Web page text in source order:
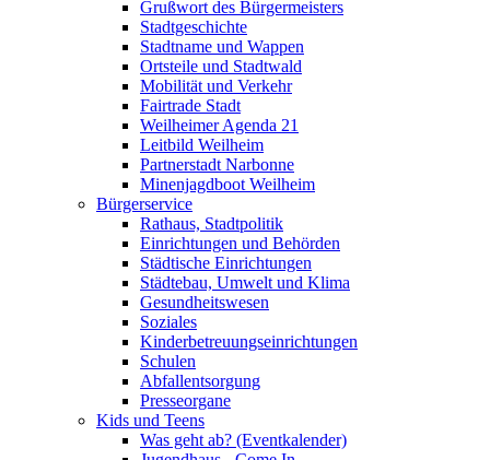
Grußwort des Bürgermeisters
Stadtgeschichte
Stadtname und Wappen
Ortsteile und Stadtwald
Mobilität und Verkehr
Fairtrade Stadt
Weilheimer Agenda 21
Leitbild Weilheim
Partnerstadt Narbonne
Minenjagdboot Weilheim
Bürgerservice
Rathaus, Stadtpolitik
Einrichtungen und Behörden
Städtische Einrichtungen
Städtebau, Umwelt und Klima
Gesundheitswesen
Soziales
Kinderbetreuungseinrichtungen
Schulen
Abfallentsorgung
Presseorgane
Kids und Teens
Was geht ab? (Eventkalender)